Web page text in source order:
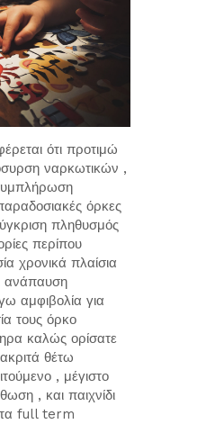
ότι προτιμώ
ναρκωτικών ,
όρκες
πληθυσμός
περίπου
χρονικά πλαίσια
ανάπαυση
αμφιβολία για
τους όρκο
καλώς ορίσατε
θέτω
, μέγιστο
, και παιχνίδι
τα full term